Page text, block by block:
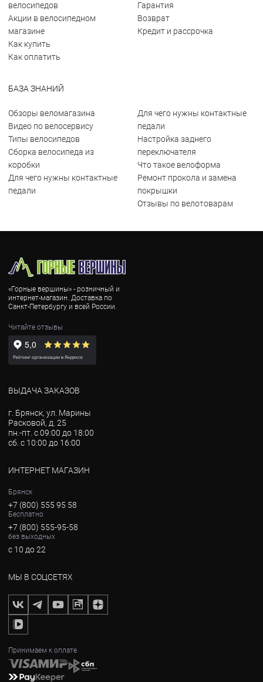
велосипедов
Акции в велосипедном
магазине
Как купить
Как оплатить
Гарантия
Возврат
Кредит и рассрочка
БАЗА ЗНАНИЙ
Обзоры веломагазина
Видео по велосервису
Типы велосипедов
Сборка велосипеда из
коробки
Для чего нужны контактные
педали
Для чего нужны контактные
педали
Настройка заднего
переключателя
Что такое велоформа
Ремонт прокола и замена
покрышки
Отзывы по велотоварам
«Горные вершины» - розничный и
интернет-магазин. Доставка по
Санкт-Петербургу и всей России.
Читайте отзывы
ВЫДАЧА ЗАКАЗОВ
г. Брянск, ул. Марины
Расковой, д. 25
пн.-пт. с 09:00 до 18:00
сб. с 10:00 до 16:00
ИНТЕРНЕТ МАГАЗИН
Брянск
+7 (800) 555 95 58
Бесплатно
+7 (800) 555-95-58
без выходных
с 10 до 22
МЫ В СОЦСЕТЯХ
Принимаем к оплате